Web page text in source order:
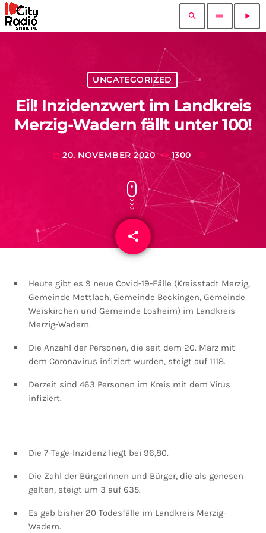
search menu play_arrow
UNCATEGORIZED
Eil! Inzidenzwert im Landkreis
Merzig-Wadern fällt unter 100!
today 20. NOVEMBER 2020 1300
share
email
Heute gibt es 9 neue Covid-19-Fälle (Kreisstadt Merzig,
Gemeinde Mettlach, Gemeinde Beckingen, Gemeinde
Weiskirchen und Gemeinde Losheim) im Landkreis
Merzig-Wadern.
Die Anzahl der Personen, die seit dem 20. März mit
dem Coronavirus infiziert wurden, steigt auf 1118.
Derzeit sind 463 Personen im Kreis mit dem Virus
infiziert.
Die 7-Tage-Inzidenz liegt bei 96,80.
Die Zahl der Bürgerinnen und Bürger, die als genesen
gelten, steigt um 3 auf 635.
Es gab bisher 20 Todesfälle im Landkreis Merzig-
Wadern.